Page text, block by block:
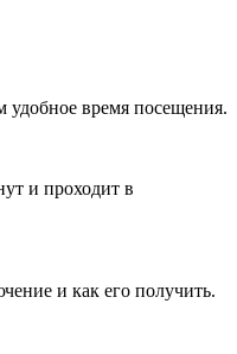
удобное время посещения.
и проходит в
и как его получить.